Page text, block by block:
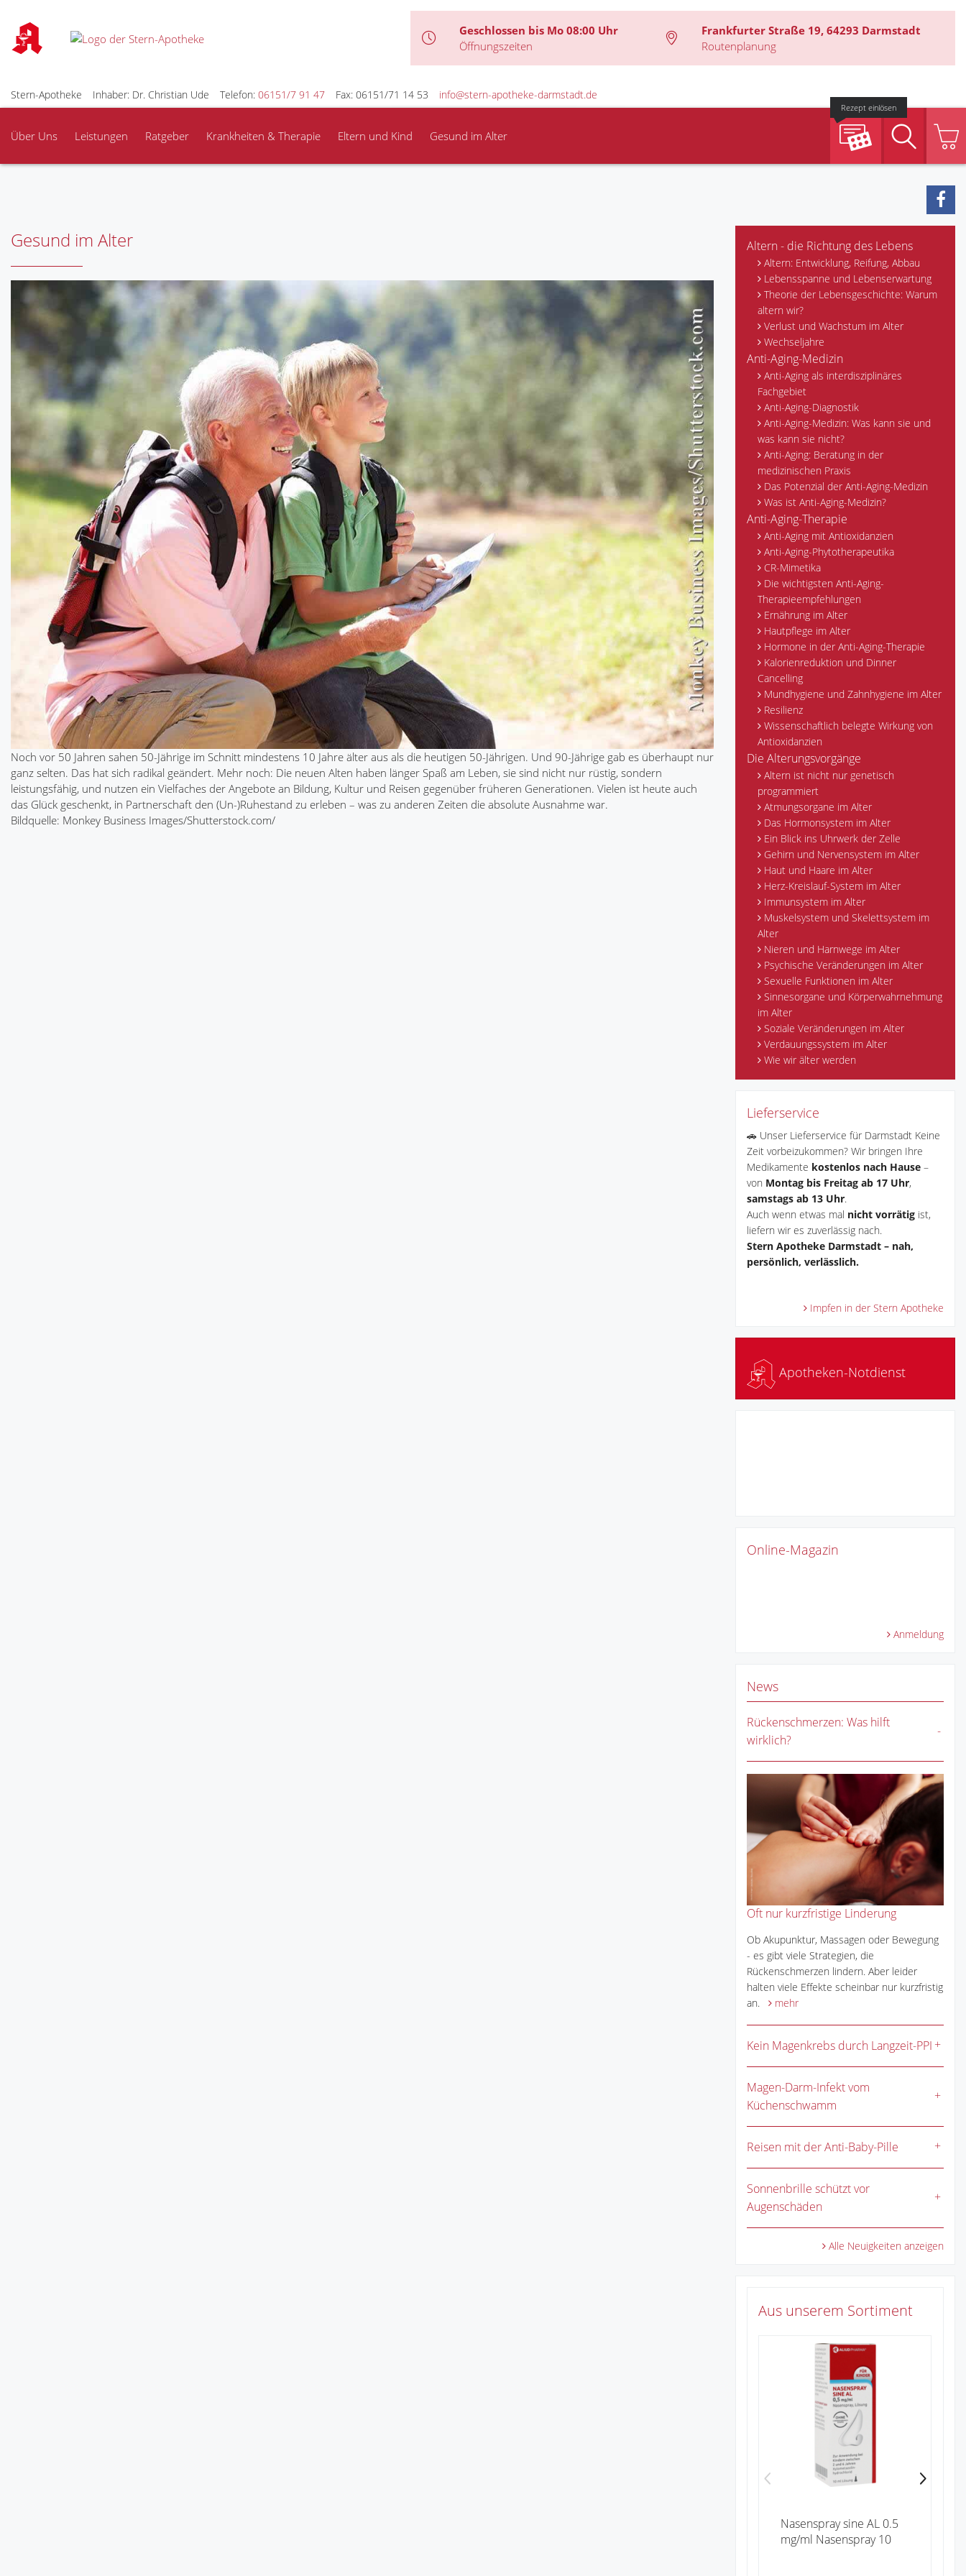
Geschlossen bis Mo 08:00 Uhr
Öffnungszeiten
Frankfurter Straße 19, 64293 Darmstadt
Routenplanung
Stern-Apotheke Inhaber: Dr. Christian Ude Telefon: 06151/7 91 47 Fax: 06151/71 14 53 info@stern-apotheke-darmstadt.de
Über Uns Leistungen Ratgeber Krankheiten & Therapie Eltern und Kind Gesund im Alter
Rezept einlösen
Suche
Gesund im Alter
Noch vor 50 Jahren sahen 50-Jährige im Schnitt mindestens 10 Jahre älter aus als die heutigen 50-Jährigen. Und 90-Jährige gab es überhaupt nur
ganz selten. Das hat sich radikal geändert. Mehr noch: Die neuen Alten haben länger Spaß am Leben, sie sind nicht nur rüstig, sondern
leistungsfähig, und nutzen ein Vielfaches der Angebote an Bildung, Kultur und Reisen gegenüber früheren Generationen. Vielen ist heute auch
das Glück geschenkt, in Partnerschaft den (Un-)Ruhestand zu erleben – was zu anderen Zeiten die absolute Ausnahme war.
Bildquelle: Monkey Business Images/Shutterstock.com/
Altern - die Richtung des Lebens
Altern: Entwicklung, Reifung, Abbau
Lebensspanne und Lebenserwartung
Theorie der Lebensgeschichte: Warum
altern wir?
Verlust und Wachstum im Alter
Wechseljahre
Anti-Aging-Medizin
Anti-Aging als interdisziplinäres
Fachgebiet
Anti-Aging-Diagnostik
Anti-Aging-Medizin: Was kann sie und
was kann sie nicht?
Anti-Aging: Beratung in der
medizinischen Praxis
Das Potenzial der Anti-Aging-Medizin
Was ist Anti-Aging-Medizin?
Anti-Aging-Therapie
Anti-Aging mit Antioxidanzien
Anti-Aging-Phytotherapeutika
CR-Mimetika
Die wichtigsten Anti-Aging-
Therapieempfehlungen
Ernährung im Alter
Hautpflege im Alter
Hormone in der Anti-Aging-Therapie
Kalorienreduktion und Dinner
Cancelling
Mundhygiene und Zahnhygiene im Alter
Resilienz
Wissenschaftlich belegte Wirkung von
Antioxidanzien
Die Alterungsvorgänge
Altern ist nicht nur genetisch
programmiert
Atmungsorgane im Alter
Das Hormonsystem im Alter
Ein Blick ins Uhrwerk der Zelle
Gehirn und Nervensystem im Alter
Haut und Haare im Alter
Herz-Kreislauf-System im Alter
Immunsystem im Alter
Muskelsystem und Skelettsystem im
Alter
Nieren und Harnwege im Alter
Psychische Veränderungen im Alter
Sexuelle Funktionen im Alter
Sinnesorgane und Körperwahrnehmung
im Alter
Soziale Veränderungen im Alter
Verdauungssystem im Alter
Wie wir älter werden
Lieferservice
🚗 Unser Lieferservice für Darmstadt Keine
Zeit vorbeizukommen? Wir bringen Ihre
Medikamente kostenlos nach Hause –
von Montag bis Freitag ab 17 Uhr,
samstags ab 13 Uhr.
Auch wenn etwas mal nicht vorrätig ist,
liefern wir es zuverlässig nach.
Stern Apotheke Darmstadt – nah,
persönlich, verlässlich.
Impfen in der Stern Apotheke
Apotheken-Notdienst
Online-Magazin
Anmeldung
News
Rückenschmerzen: Was hilft
wirklich?
Oft nur kurzfristige Linderung
Ob Akupunktur, Massagen oder Bewegung
- es gibt viele Strategien, die
Rückenschmerzen lindern. Aber leider
halten viele Effekte scheinbar nur kurzfristig
an.
mehr
Kein Magenkrebs durch Langzeit-PPI
Magen-Darm-Infekt vom
Küchenschwamm
Reisen mit der Anti-Baby-Pille
Sonnenbrille schützt vor
Augenschäden
Alle Neuigkeiten anzeigen
Aus unserem Sortiment
Nasenspray sine AL 0.5
mg/ml Nasenspray 10